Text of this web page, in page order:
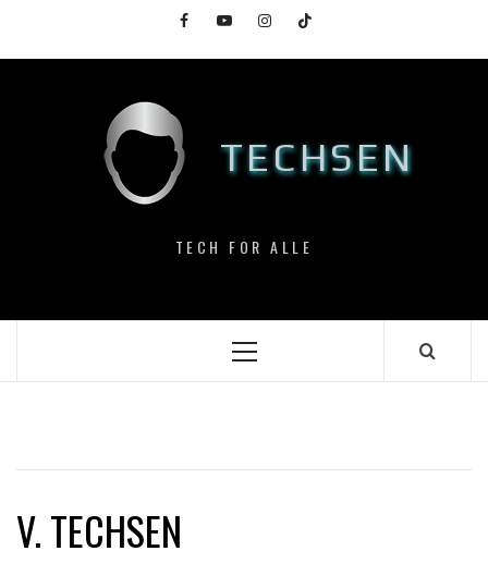
content
FacebookYouTubeInstagramTikTok
TECHSEN
TECH FOR ALLE
Primary
V. TECHSEN